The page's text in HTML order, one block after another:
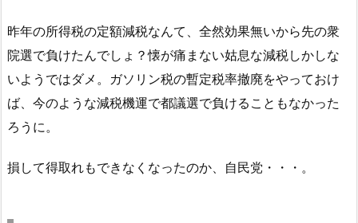
昨年の所得税の定額減税なんて、全然効果無いから先の衆
院選で負けたんでしょ？懐が痛まない姑息な減税しかしな
いようではダメ。ガソリン税の暫定税率撤廃をやっておけ
ば、今のような減税機運で都議選で負けることもなかった
ろうに。
損して得取れもできなくなったのか、自民党・・・。